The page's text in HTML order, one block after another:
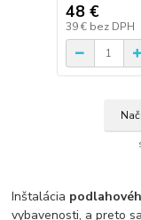
48 €
39 € bez DPH
Inštalácia
vybavenosti, a preto